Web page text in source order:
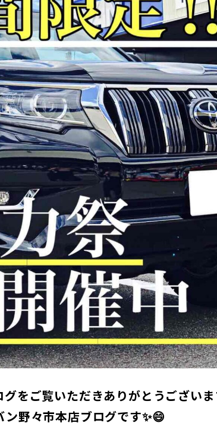
グをご覧いただきありがとうござい
ン野々市本店ブログです✨😄